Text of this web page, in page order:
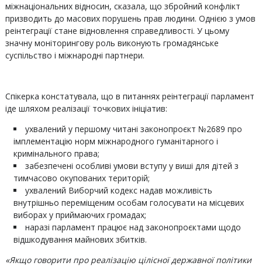
міжнаціональних відносин, сказала, що збройний конфлікт
призводить до масових порушень прав людини. Однією з умов
реінтеграції стане відновлення справедливості. У цьому
значну моніторингову роль виконують громадянське
суспільство і міжнародні партнери.
Спікерка констатувала, що в питаннях реінтеграції парламент
іде шляхом реалізації точкових ініціатив:
ухвалений у першому читані законопроєкт №2689 про
імплементацію норм міжнародного гуманітарного і
кримінального права;
забезпечені особливі умови вступу у виші для дітей з
тимчасово окупованих територій;
ухвалений Виборчий кодекс надав можливість
внутрішньо переміщеним особам голосувати на місцевих
виборах у приймаючих громадах;
наразі парламент працює над законопроєктами щодо
відшкодування майнових збитків.
«Якщо говорити про реалізацію цілісної державної політики